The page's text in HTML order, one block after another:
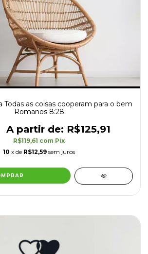
Todas as coisas cooperam para o bem
Romanos 8:28
R$125,91
R$119,61 com Pix
10 x de R$12,59 sem juros